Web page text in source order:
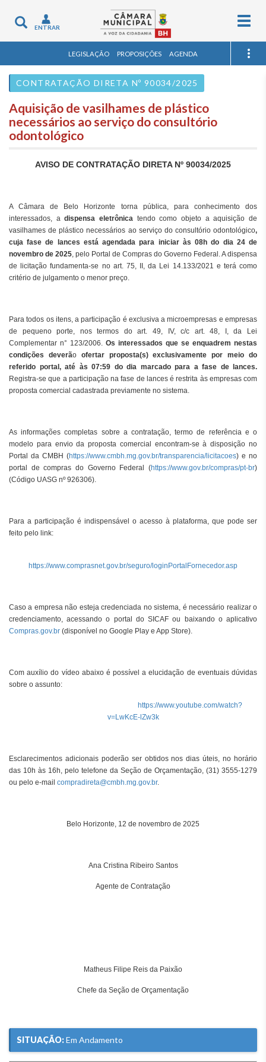
Toggle
navigation
ENTRAR
LEGISLAÇÃO PROPOSIÇÕES AGENDA
CONTRATAÇÃO DIRETA Nº 90034/2025
Aquisição de vasilhames de plástico
necessários ao serviço do consultório
odontológico
AVISO DE CONTRATAÇÃO DIRETA Nº 90034/2025
A Câmara de Belo Horizonte torna pública, para conhecimento dos
interessados, adispensa eletrônica tendo como objeto a aquisição de
vasilhames de plástico necessários ao serviço do consultório odontológico,
cuja fase de lances está agendada para iniciar às 08h do dia 24 de
novembro de 2025, pelo Portal de Compras do Governo Federal. A dispensa
de licitação fundamenta-se no art. 75, II, da Lei 14.133/2021 e terá como
critério de julgamento o menor preço.
Para todos os itens, a participação é exclusiva a microempresas e empresas
de pequeno porte, nos termos do art. 49, IV, c/c art. 48, I, da Lei
Complementar n° 123/2006. Os interessados que se enquadrem nestas
condições deverãoofertar proposta(s) exclusivamente por meio do
referido portal, até às 07:59 do dia marcado para a fase de lances.
Registra-se que a participação na fase de lances é restrita às empresas com
proposta comercial cadastrada previamente no sistema.
As informações completas sobre a contratação, termo de referência e o
modelo para envio da proposta comercial encontram-se à disposição no
Portal da CMBH (https://www.cmbh.mg.gov.br/transparencia/licitacoes) e no
portal de compras do Governo Federal (https://www.gov.br/compras/pt-br)
(Código UASG nº 926306).
Para a participação é indispensável o acesso à plataforma, que pode ser
feito pelo link:
https://www.comprasnet.gov.br/seguro/loginPortalFornecedor.asp
Caso a empresa não esteja credenciada no sistema, é necessário realizar o
credenciamento, acessando o portal do SICAF ou baixando o aplicativo
Compras.gov.br (disponível no Google Play e App Store).
Com auxílio do vídeo abaixo é possível a elucidação de eventuais dúvidas
sobre o assunto:
https://www.youtube.com/watch?
v=LwKcE-lZw3k
Esclarecimentos adicionais poderão ser obtidos nos dias úteis, no horário
das 10h às 16h, pelo telefone da Seção de Orçamentação, (31) 3555-1279
ou pelo e-mail compradireta@cmbh.mg.gov.br.
Belo Horizonte, 12 de novembro de 2025
Ana Cristina Ribeiro Santos
Agente de Contratação
Matheus Filipe Reis da Paixão
Chefe da Seção de Orçamentação
SITUAÇÃO:Em Andamento